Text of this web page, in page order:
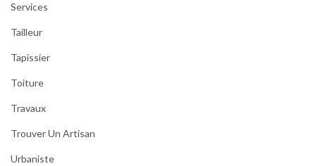
Services
Tailleur
Tapissier
Toiture
Travaux
Trouver Un Artisan
Urbaniste